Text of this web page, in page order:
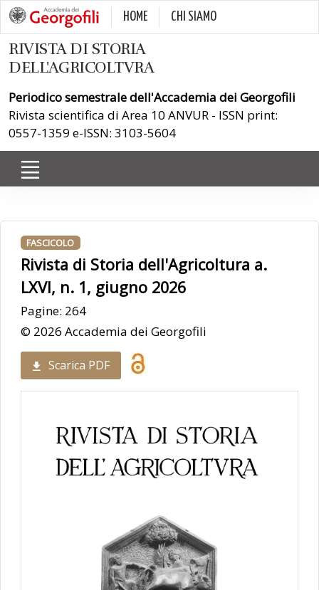
HOME CHI SIAMO
RIVISTA DI STORIA
DELL'AGRICOLTVRA
Periodico semestrale dell'Accademia dei Georgofili
Rivista scientifica di Area 10 ANVUR - ISSN print:
0557-1359 e-ISSN: 3103-5604
FASCICOLO
Rivista di Storia dell'Agricoltura a.
LXVI, n. 1, giugno 2026
Pagine: 264
© 2026 Accademia dei Georgofili
Scarica PDF